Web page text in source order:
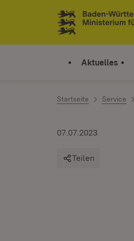
Zum Inhalt springen
Link zur Startseite
Aktuelles
Startseite Service
07.07.2023
Teilen